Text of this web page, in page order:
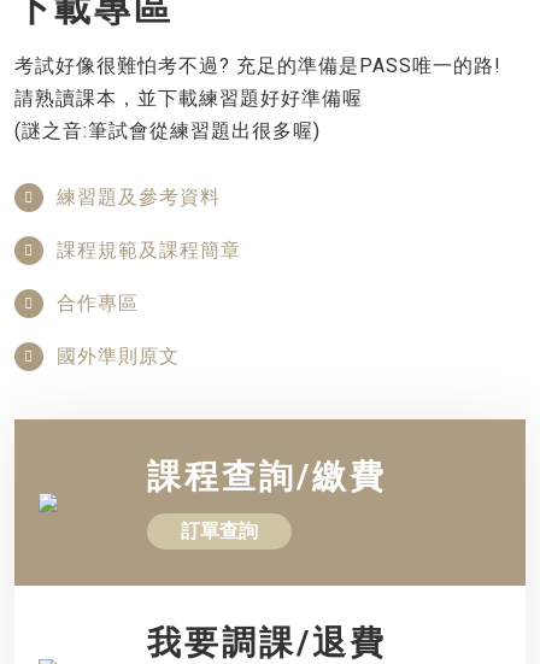
考試好像很難怕考不過? 充足的準備是PASS唯一的路!
請熟讀課本，並下載練習題好好準備喔
(謎之音:筆試會從練習題出很多喔)
練習題及參考資料
課程規範及課程簡章
合作專區
國外準則原文
課程查詢/繳費
訂單查詢
我要調課/退費